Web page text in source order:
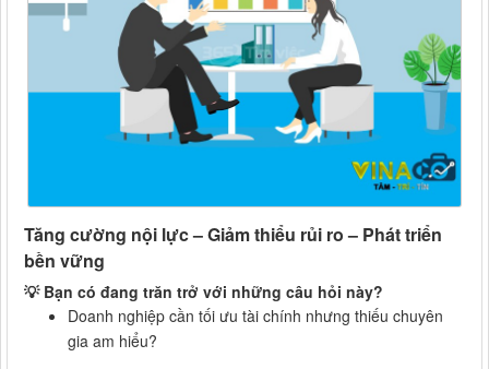
Tăng cường nội lực – Giảm thiểu rủi ro – Phát triển
bền vững
💡 Bạn có đang trăn trở với những câu hỏi này?
Doanh nghiệp cần tối ưu tài chính nhưng thiếu chuyên
gia am hiểu?